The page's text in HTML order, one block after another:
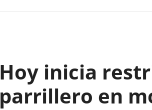
Hoy inicia
parrillero en